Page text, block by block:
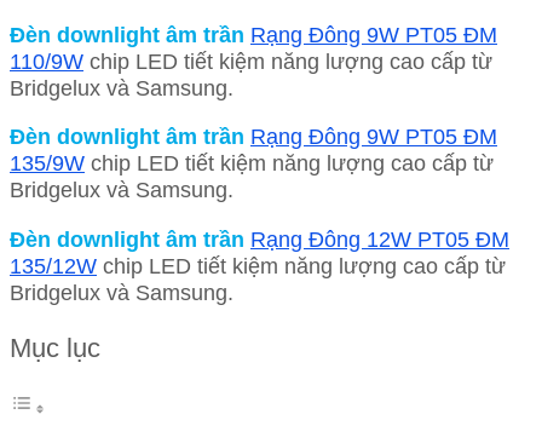
Đèn downlight âm trần Rạng Đông 9W PT05 ĐM
110/9W chip LED tiết kiệm năng lượng cao cấp từ
Bridgelux và Samsung.
Đèn downlight âm trần Rạng Đông 9W PT05 ĐM
135/9W chip LED tiết kiệm năng lượng cao cấp từ
Bridgelux và Samsung.
Đèn downlight âm trần Rạng Đông 12W PT05 ĐM
135/12W chip LED tiết kiệm năng lượng cao cấp từ
Bridgelux và Samsung.
Mục lục